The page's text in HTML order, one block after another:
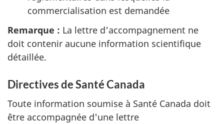
commercialisation est demandée
Remarque : La lettre d'accompagnement ne
doit contenir aucune information scientifique
détaillée.
Directives de Santé Canada
Toute information soumise à Santé Canada doit
être accompagnée d'une lettre